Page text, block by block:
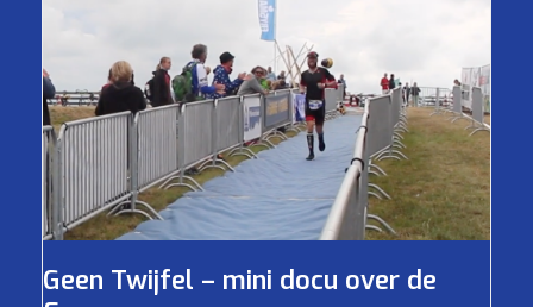
Geen Twijfel – mini docu over de